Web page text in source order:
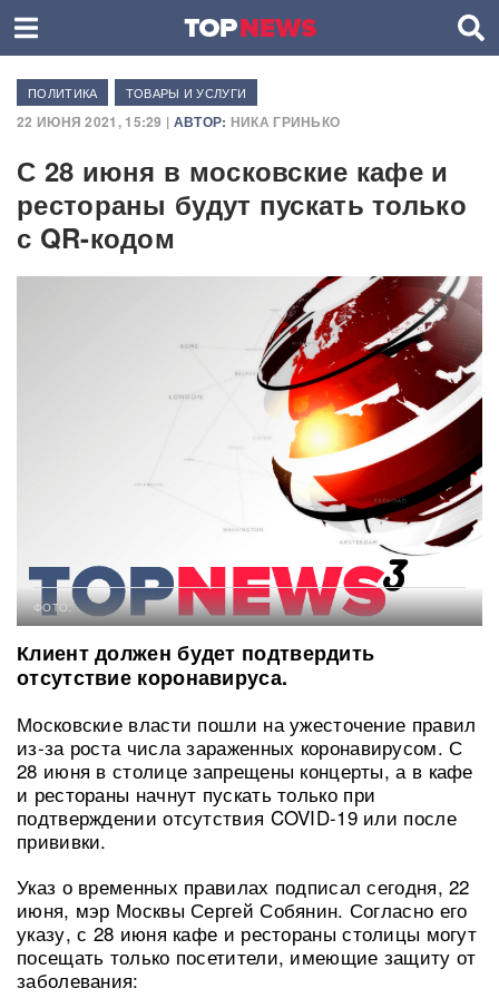
ПОЛИТИКА ТОВАРЫ И УСЛУГИ
22 ИЮНЯ 2021, 15:29 | АВТОР: НИКА ГРИНЬКО
С 28 июня в московские кафе и
рестораны будут пускать только
с QR-кодом
ФОТО:
Клиент должен будет подтвердить
отсутствие коронавируса.
Московские власти пошли на ужесточение правил
из-за роста числа зараженных коронавирусом. С
28 июня в столице запрещены концерты, а в кафе
и рестораны начнут пускать только при
подтверждении отсутствия COVID-19 или после
прививки.
Указ о временных правилах подписал сегодня, 22
июня, мэр Москвы Сергей Собянин. Согласно его
указу, с 28 июня кафе и рестораны столицы могут
посещать только посетители, имеющие защиту от
заболевания: